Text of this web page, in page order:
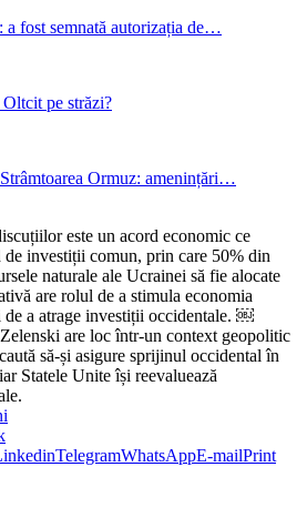
a fost semnată autorizația de…
pe străzi?
Ormuz: amenințări…
este un acord economic ce
de investiții comun, prin care 50% din
naturale ale Ucrainei să fie alocate
are rolul de a stimula economia
de a atrage investiții occidentale. ￼
are loc într-un context geopolitic
să-și asigure sprijinul occidental în
Statele Unite își reevaluează
TelegramWhatsAppE-mailPrint